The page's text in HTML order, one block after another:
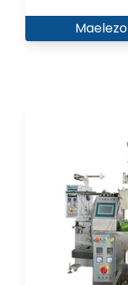
Maelezo